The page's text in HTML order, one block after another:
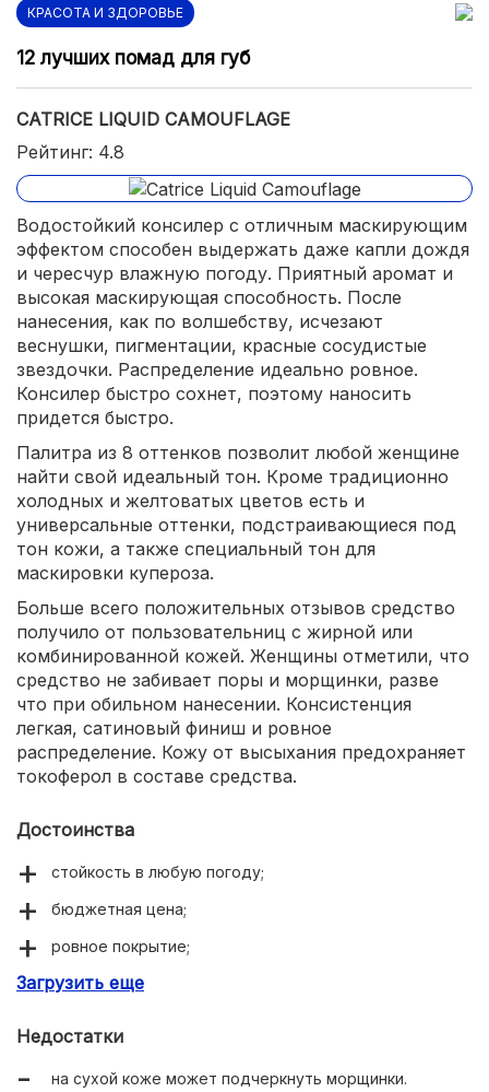
КРАСОТА И ЗДОРОВЬЕ
12 лучших помад для губ
CATRICE LIQUID CAMOUFLAGE
Рейтинг: 4.8
Водостойкий консилер с отличным маскирующим
эффектом способен выдержать даже капли дождя
и чересчур влажную погоду. Приятный аромат и
высокая маскирующая способность. После
нанесения, как по волшебству, исчезают
веснушки, пигментации, красные сосудистые
звездочки. Распределение идеально ровное.
Консилер быстро сохнет, поэтому наносить
придется быстро.
Палитра из 8 оттенков позволит любой женщине
найти свой идеальный тон. Кроме традиционно
холодных и желтоватых цветов есть и
универсальные оттенки, подстраивающиеся под
тон кожи, а также специальный тон для
маскировки купероза.
Больше всего положительных отзывов средство
получило от пользовательниц с жирной или
комбинированной кожей. Женщины отметили, что
средство не забивает поры и морщинки, разве
что при обильном нанесении. Консистенция
легкая, сатиновый финиш и ровное
распределение. Кожу от высыхания предохраняет
токоферол в составе средства.
Достоинства
стойкость в любую погоду;
бюджетная цена;
ровное покрытие;
достойный эффект маскировки;
Загрузить еще
Недостатки
на сухой коже может подчеркнуть морщинки.